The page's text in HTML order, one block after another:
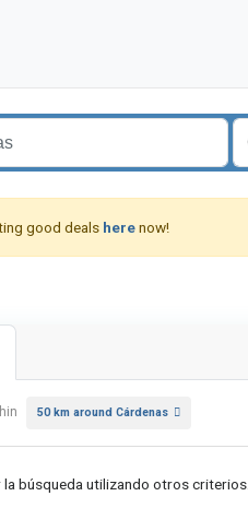
good deals herenow!
50 km around Cárdenas
la búsqueda utilizando otros criterios.